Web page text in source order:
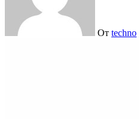
От techno